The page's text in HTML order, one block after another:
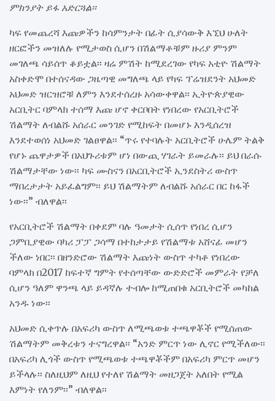
ምክንያት ይፋ አድርጓል፡፡
ካፍ የመጨረሻ እጩዎችን ከሳምንታት በፊት ሲያሳውቅ እኚህ ሁለት
ዘርፎችን መዝለሉ የሚታወስ ሲሆን በሽልማቶቹም ዙሪያ ምንም
መገለጫ ሳይሰጥ ቆይቷል፡፡ ዛሬ ምሽት ከሚደረገው የካፍ አቲዮ ሽልማት
አስቀድሞ በተሰናዳው ጋዜጣዊ መግለጫ ላይ የካፍ ፕሬዝደንት አህመድ
አህመድ ዝርዝሮቹ ለምን እንደተሰረዙ አሳውቀዋል፡፡ ኢትዮጵያዊው
አርቢትር ባምላክ ተሰማ እጩ ሆኖ ቀርቦበት የነበረው የአርቢትሮች
ሽልማት ለብልሹ አሰራር መንገድ የሚከፍት በመሆኑ እንዲሰረዝ
እንደተወሰነ አህመድ ገልፀዋል፡፡ “ጥሩ የተባሉት አርቢትሮች ሁሌም ትልቅ
የሆኑ ጨዋታዎች በአህጉሪቱም ሆነ በውጪ ሃገራት ይመራሉ፡፡ ይህ በራሱ
ሽልማታቸው ነው፡፡ ካፍ ሙስናን በአርቢትሮች ኢንደስትሪ ውስጥ
ማበረታታት አይፈልግም፡፡ ይህ ሽልማትም ለብልሹ አሰራር በር ከፋች
ነው፡፡” ብለዋል፡፡
የአርቢትሮች ሽልማት በቀደም ባሉ ዓመታት ሲሰጥ የነበረ ሲሆን
ጋምቢያዊው ባካሪ ፓፓ ጋሳማ በተከታታይ የሽልማቱ አሸናፊ መሆን
ችለው ነበር፡፡ በዘንድሮው ሽልማት እጩነት ውስጥ ተካቶ የነበረው
ባምላክ በ2017 ከፍተኛ ግምት የተሰጣቸው ውድድሮች መምራት የቻለ
ሲሆን ዓለም ዋንጫ ላይ ይዳኛሉ ተብሎ ከሚጠበቁ አርቢትሮች መካከል
አንዱ ነው፡፡
አህመድ ሲቀጥሉ በአፍሪካ ውስጥ ለሚጫወቱ ተጫዋቾች የሚሰጠው
ሽልማትም መቅረቱን ተናግረዋል፡፡ “አንድ ምርጥ ነው ሊኖር የሚችለው፡፡
በአፍሪካ ሊጎች ውስጥ የሚጫወቱ ተጫዋቾችም በአፍሪካ ምርጥ መሆን
ይችላሉ፡፡ ስለዚህም ለዚህ የተለየ ሽልማት መዘጋጀት አለበት የሚል
እምነት የለንም፡፡” ብለዋል፡፡